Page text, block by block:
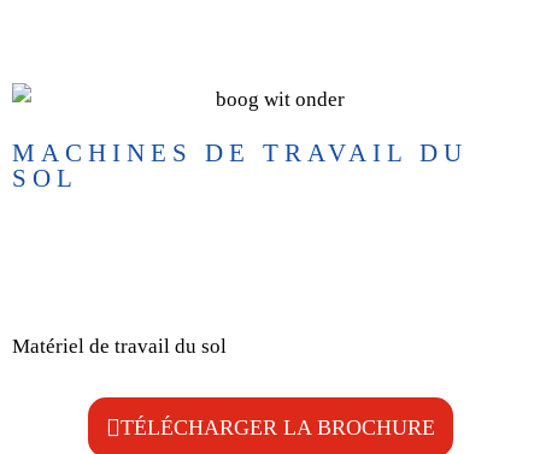
MACHINES DE TRAVAIL DU
SOL
Matériel de travail du sol
TÉLÉCHARGER LA BROCHURE